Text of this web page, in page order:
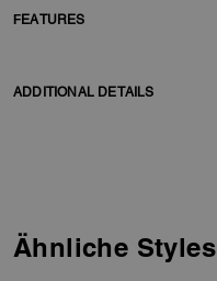
FEATURES
ADDITIONAL DETAILS
Ähnliche Styles